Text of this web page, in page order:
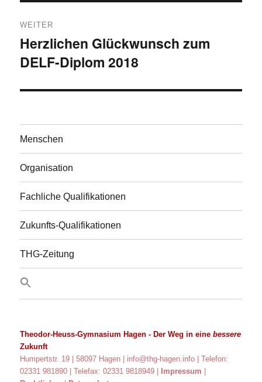
WEITER
Nächster
Beitrag:
Herzlichen Glückwunsch zum
DELF-Diplom 2018
Menschen
Organisation
Fachliche Qualifikationen
Zukunfts-Qualifikationen
THG-Zeitung
Theodor-Heuss-Gymnasium Hagen - Der Weg in einebessere
Zukunft
Humpertstr. 19 | 58097 Hagen | info@thg-hagen.info
| Telefon:
02331 981890 | Telefax: 02331 9818949 |
Impressum